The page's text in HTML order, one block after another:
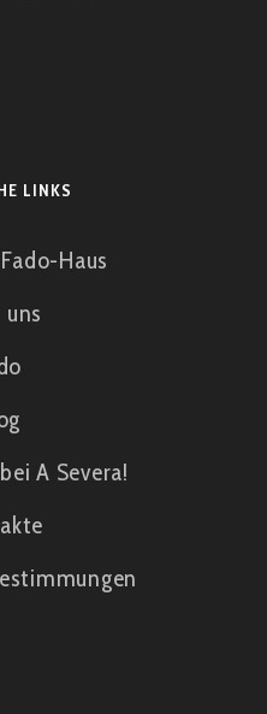
LINKS
Haus
uns
A Severa!